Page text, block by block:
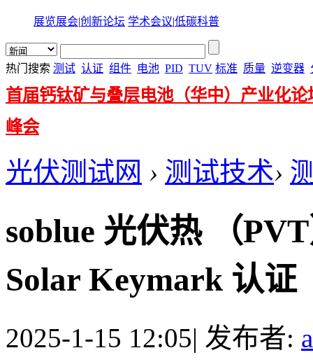
展览展会|创新论坛 学术会议|低碳科普
热门搜索 测试 认证 组件 电池 PID TUV 标准 质量 逆变器
首届钙钛矿与叠层电池（华中）产业化论
峰会
光伏测试网 › 测试技术›
soblue 光伏热 （
Solar Keymark 认证
2025-1-15 12:05| 发布者: